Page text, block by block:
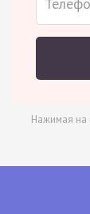
Нажимая на